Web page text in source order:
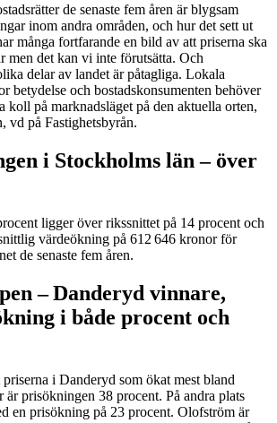
de senaste fem åren är blygsam
inom andra områden, och hur det sett ut
många fortfarande en bild av att priserna ska
men det kan vi inte förutsätta. Och
delar av landet är påtagliga. Lokala
betydelse och bostadskonsumenten behöver
koll på marknadsläget på den aktuella orten,
vd på Fastighetsbyrån.
i Stockholms län – över
ligger över rikssnittet på 14 procent och
värdeökning på 612 646 kronor för
de senaste fem åren.
– Danderyd vinnare,
i både procent och
i Danderyd som ökat mest bland
är prisökningen 38 procent. På andra plats
en prisökning på 23 procent. Olofström är